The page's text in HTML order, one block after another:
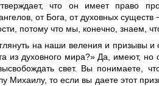
что он имеет право
от Бога, от духовных существ
потому что мы, конечно, знаем,
на наши веления и призывы
из духовного мира?» Да, имеют,
свет. Вы понимаете,
Михаилу, то если вы даете этот